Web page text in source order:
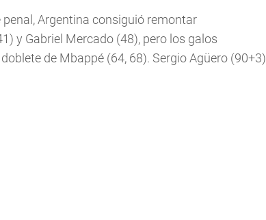
Argentina consiguió remontar
y Gabriel Mercado (48), pero los galos
de Mbappé (64, 68). Sergio Agüero (90+3)